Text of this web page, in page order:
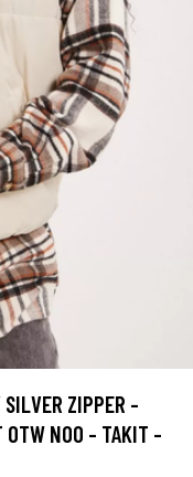
ZIPPER -
OTW NOO - TAKIT -